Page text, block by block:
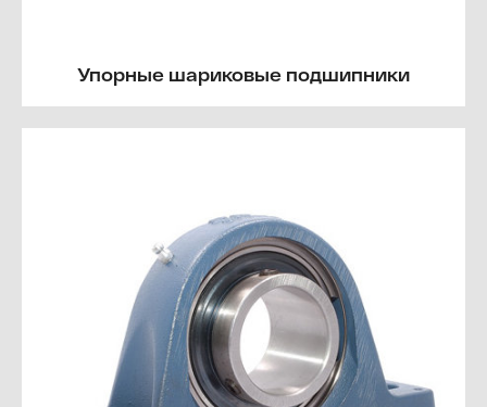
Упорные шариковые подшипники